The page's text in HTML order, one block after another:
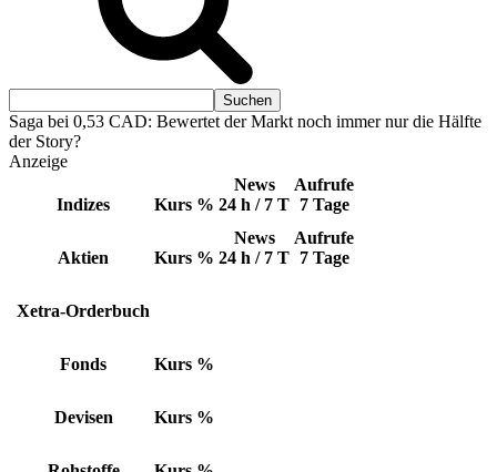
Saga bei 0,53 CAD: Bewertet der Markt noch immer nur die Hälfte
der Story?
Anzeige
Indizes Kurs %
News
24 h / 7 T
Aufrufe
7 Tage
Aktien Kurs %
News
24 h / 7 T
Aufrufe
7 Tage
Xetra-Orderbuch
Fonds Kurs %
Devisen Kurs %